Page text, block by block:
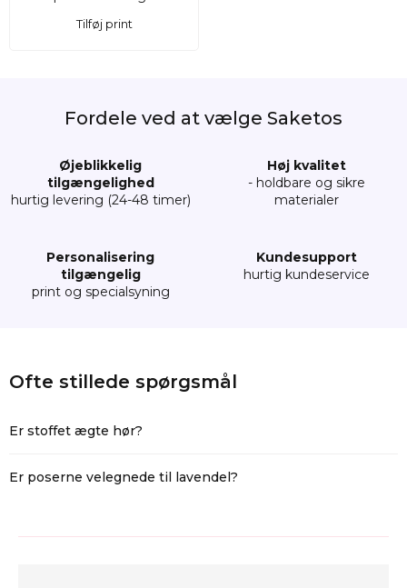
Tilføj print
Fordele ved at vælge Saketos
Øjeblikkelig
tilgængelighed
hurtig levering (24-48 timer)
Høj kvalitet
- holdbare og sikre
materialer
Personalisering
tilgængelig
print og specialsyning
Kundesupport
hurtig kundeservice
Gaveposer 15x20 cm - hør-look med
Ofte stillede spørgsmål
Er stoffet ægte hør?
er mere blødt og slidstærkt.
Er poserne velegnede til lavendel?